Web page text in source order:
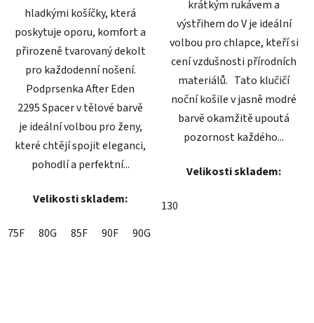
hladkými košíčky, která
poskytuje oporu, komfort a
přirozeně tvarovaný dekolt
pro každodenní nošení.
Podprsenka After Eden
2295 Spacer v tělové barvě
je ideální volbou pro ženy,
které chtějí spojit eleganci,
pohodlí a perfektní...
Velikosti skladem:
75F 80G 85F 90F 90G
krátkým rukávem a
výstřihem do V je ideální
volbou pro chlapce, kteří si
cení vzdušnosti přírodních
materiálů. Tato klučičí
noční košile v jasně modré
barvě okamžitě upoutá
pozornost každého...
Velikosti skladem:
130